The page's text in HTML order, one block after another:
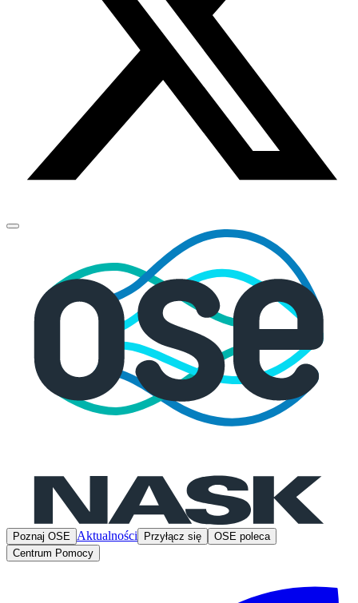
Poznaj OSE Aktualności Przyłącz się
OSE poleca
Centrum Pomocy